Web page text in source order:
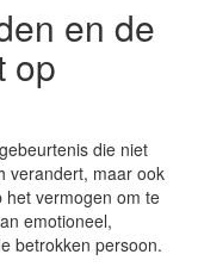
en de
op
die niet
verandert, maar ook
het vermogen om te
emotioneel,
betrokken persoon.